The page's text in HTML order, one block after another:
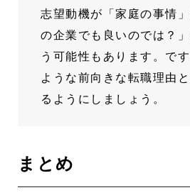
志望動機が「家庭の事情
の企業でも良いのでは？
う可能性もあります。で
ような前向きな転職理由
るようにしましょう。
まとめ